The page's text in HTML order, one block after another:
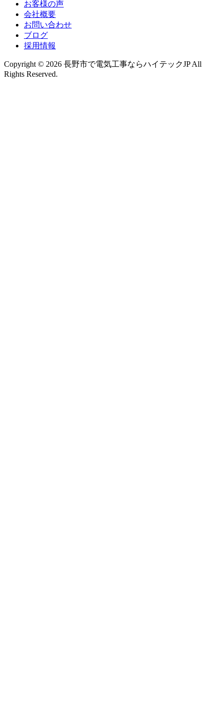
お客様の声
会社概要
お問い合わせ
ブログ
採用情報
Copyright © 2026 長野市で電気工事ならハイテックJP All
Rights Reserved.